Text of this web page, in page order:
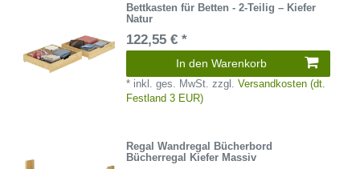
Bettkasten für Betten - 2-Teilig – Kiefer
Natur
122,55 € *
In den Warenkorb
* inkl. ges. MwSt. zzgl.Versandkosten (dt.
Festland 3 EUR)
Regal Wandregal Bücherbord
Bücherregal Kiefer Massiv